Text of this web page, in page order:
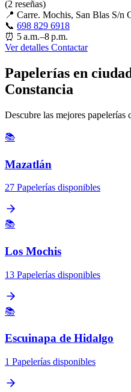
(2 reseñas)
📍 Carre. Mochis, San Blas S/n
📞 698 829 6918
⏰ 5 a.m.–8 p.m.
Ver detalles Contactar
Papelerías en
Constancia
Descubre las mejores papelerías
📚
Mazatlán
27 Papelerías disponibles
📚
Los Mochis
13 Papelerías disponibles
📚
Escuinapa de Hidalgo
1 Papelerías disponibles